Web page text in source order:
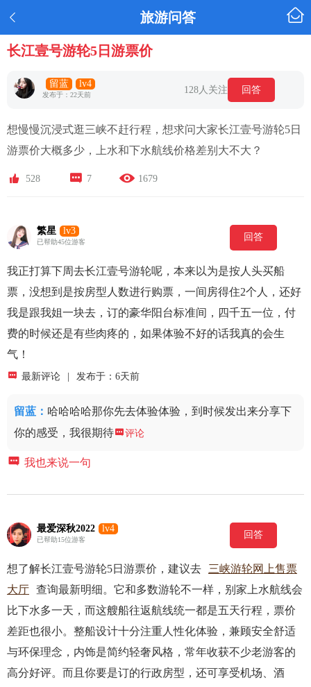
 旅游问答 
长江壹号游轮5日游票价
留蓝 lv4
发布于：22天前 128人关注 回答
想慢慢沉浸式逛三峡不赶行程，想求问大家长江壹号游轮5日
游票价大概多少，上水和下水航线价格差别大不大？
 528  7  1679
繁星 lv3
已帮助45位游客 回答
我正打算下周去长江壹号游轮呢，本来以为是按人头买船
票，没想到是按房型人数进行购票，一间房得住2个人，还好
我是跟我姐一块去，订的豪华阳台标准间，四千五一位，付
费的时候还是有些肉疼的，如果体验不好的话我真的会生
气！
 最新评论 发布于：6天前
留蓝 ： 哈哈哈哈那你先去体验体验，到时候发出来分享下
你的感受，我很期待评论
 我也来说一句
最爱深秋2022 lv4
已帮助15位游客 回答
想了解长江壹号游轮5日游票价，建议去
三峡游轮网上售票
大厅 查询最新明细。它和多数游轮不一样，别家上水航线会
比下水多一天，而这艘船往返航线统一都是五天行程，票价
差距也很小。整船设计十分注重人性化体验，兼顾安全舒适
与环保理念，内饰是简约轻奢风格，常年收获不少老游客的
高分好评。而且你要是订的行政房型，还可享受机场、酒